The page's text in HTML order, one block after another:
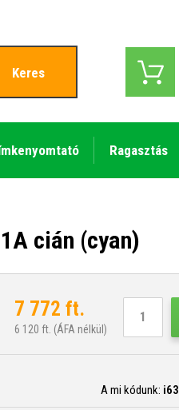
Keres
Ragasztás
cián (cyan)
7 772 ft.
6 120 ft. (ÁFA nélkül)
A mi kódunk: